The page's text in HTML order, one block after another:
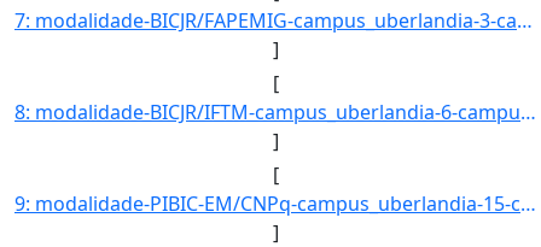
7: modalidade-BICJR/FAPEMIG-campus_uberlandia-3-campus_uberaba-1-campus_ituiutaba-4-campus_patos_de_min]
]
[
8: modalidade-BICJR/IFTM-campus_uberlandia-6-campus_uberaba-5-campus_ituiutaba-0-campus_patos_de_minas-]
]
[
9: modalidade-PIBIC-EM/CNPq-campus_uberlandia-15-campus_uberaba-9-campus_ituiutaba-14-campus_patos_de_m]
]